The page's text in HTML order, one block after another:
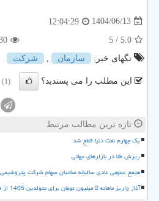
1404/06/13
12:04:29
5.0
/ 5
تگهای خبر:
سازمان شركت
این مطلب را می پسندید؟ (1)
تازه ترین مطالب مرتبط
یک چهارم نفت دنیا قطع شد
ریزش طلا در بازارهای جهانی
مجمع عمومی عادی سالیانه صاحبان سهام شرکت
آغاز واریز ماهانه 2 میلیون تومان برای متولدین 1405 از فردا